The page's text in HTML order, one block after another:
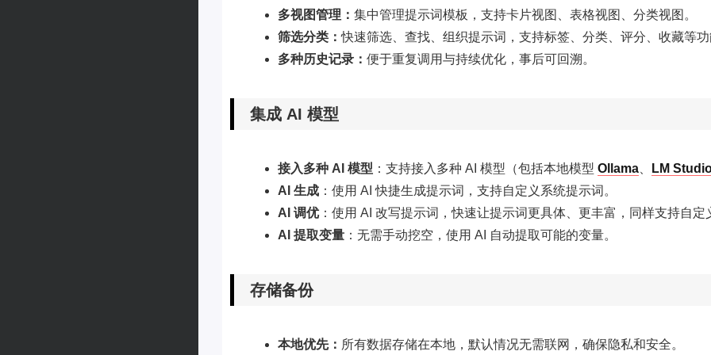
多视图管理： 集中管理提示词模板，支持卡片视图、表格视图、分类视图。
筛选分类：快速筛选、查找、组织提示词，支持标签、分类、评分、收藏等
多种历史记录： 便于重复调用与持续优化，事后可回溯。
集成 AI 模型
接入多种 AI 模型 ：支持接入多种 AI 模型（包括本地模型 Ollama
LM
AI 生成 ：使用 AI 快捷生成提示词，支持自定义系统提示词。
AI 调优：使用 AI 改写提示词，快速让提示词更具体、更丰富，同样支持自定
AI 提取变量 ：无需手动挖空，使用 AI 自动提取可能的变量。
存储备份
本地优先： 所有数据存储在本地，默认情况无需联网，确保隐私和安全。